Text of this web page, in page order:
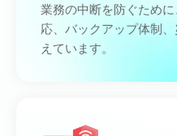
業務の中断を防ぐため
応、バックアップ体制
えています。